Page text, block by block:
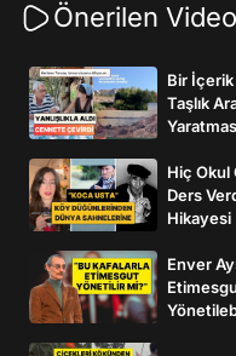
Önerilen
Bir İçerik
Taşlık
Hiç Okul
Ders
Hikayesi
Enver